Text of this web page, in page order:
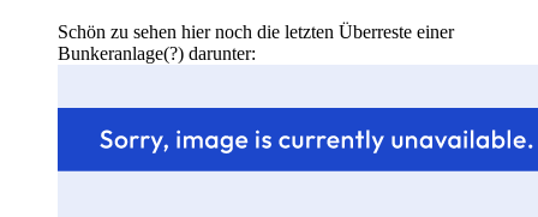
Schön zu sehen hier noch die letzten Überreste einer
Bunkeranlage(?) darunter: